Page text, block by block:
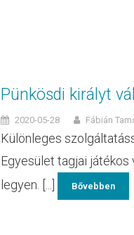
Pünkösdi királyt
2020-05-28 Fábián
Különleges
Egyesület tagjai
legyen. [...]
Bővebben